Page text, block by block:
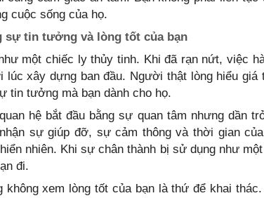
cuộc sống của họ.
sự tin tưởng và lòng tốt của bạn
một chiếc ly thủy tinh. Khi đã rạn nứt, việc
lúc xây dựng ban đầu. Người thật lòng hiểu giá
tin tưởng mà bạn dành cho họ.
hệ bắt đầu bằng sự quan tâm nhưng dần
sự giúp đỡ, sự cảm thông và thời gian
nhiên. Khi sự chân thành bị sử dụng như
đi.
không xem lòng tốt của bạn là thứ để khai